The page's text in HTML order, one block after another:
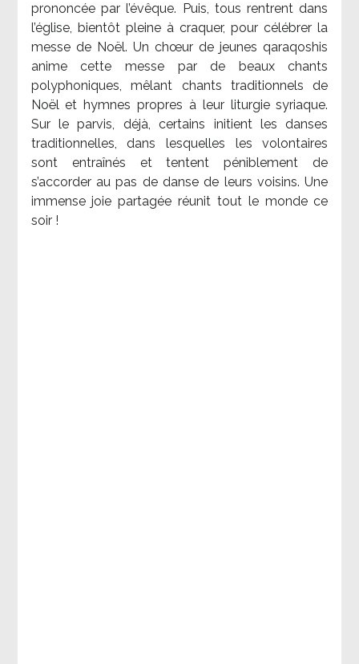
prononcée par l’évêque. Puis, tous rentrent dans
l’église, bientôt pleine à craquer, pour célébrer la
messe de Noël. Un chœur de jeunes qaraqoshis
anime cette messe par de beaux chants
polyphoniques, mêlant chants traditionnels de
Noël et hymnes propres à leur liturgie syriaque.
Sur le parvis, déjà, certains initient les danses
traditionnelles, dans lesquelles les volontaires
sont entraînés et tentent péniblement de
s’accorder au pas de danse de leurs voisins. Une
immense joie partagée réunit tout le monde ce
soir !